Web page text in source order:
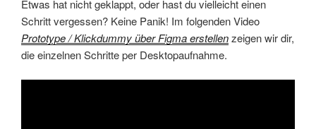
Etwas hat nicht geklappt, oder hast du vielleicht einen
Schritt vergessen? Keine Panik! Im folgenden Video
Prototype / Klickdummy über Figma erstellenzeigen wir dir,
die einzelnen Schritte per Desktopaufnahme.